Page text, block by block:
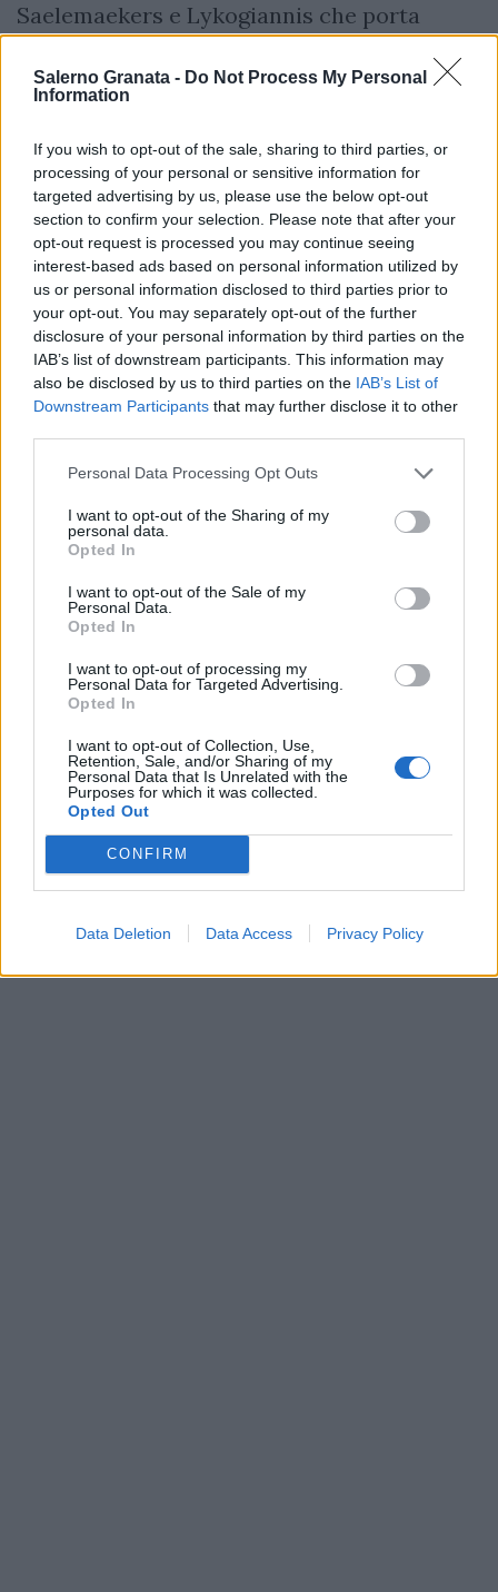
Salerno Granata - Do Not Process My Personal
Information
If you wish to opt-out of the sale, sharing to third parties, or
processing of your personal or sensitive information for
targeted advertising by us, please use the below opt-out
section to confirm your selection. Please note that after your
opt-out request is processed you may continue seeing
interest-based ads based on personal information utilized by
us or personal information disclosed to third parties prior to
your opt-out. You may separately opt-out of the further
disclosure of your personal information by third parties on the
IAB’s list of downstream participants. This information may
also be disclosed by us to third parties on the IAB’s List of
Downstream Participants that may further disclose it to other
Personal Data Processing Opt Outs
I want to opt-out of the Sharing of my
personal data.
Opted In
I want to opt-out of the Sale of my
Personal Data.
Opted In
I want to opt-out of processing my
Personal Data for Targeted Advertising.
Opted In
I want to opt-out of Collection, Use,
Retention, Sale, and/or Sharing of my
Personal Data that Is Unrelated with the
Purposes for which it was collected.
Opted Out
CONFIRM
Data Deletion Data Access Privacy Policy
Saelemaekers e Lykogiannis che porta
felsineo.